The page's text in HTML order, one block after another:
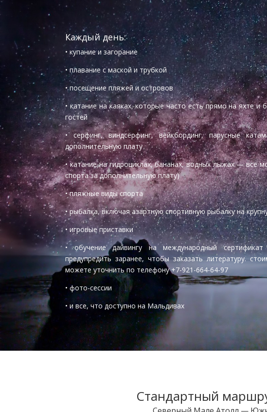
Каждый день:
• купание и загорание
• плавание с маской и трубкой
• посещение пляжей и островов
• катание на каяках, которые часто есть прямо на яхте и
гостей
• серфинг, виндсёрфинг, вейкбординг, парусные
дополнительную плату
• катание на гидроциклах, бананах, водных лыжах — все
спорта за дополнительную плату)
• пляжные виды спорта
• рыбалка, включая азартную спортивную рыбалку на
• игровые приставки
• обучение дайвингу на международный сертификат
предупредить заранее, чтобы заказать литературу.
можете уточнить по телефону +7-921-664-64-97
• фото-сессии
• и все, что доступно на Мальдивах
Стандартный